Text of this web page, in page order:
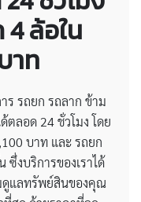
ล้อใน
าท
ร รถยก รถลาก ข้าม
ตลอด 24 ชั่วโมง โดย
บาท และ รถยก
งบริการของเราได้
ดูแลทรัพย์สินของคุณ